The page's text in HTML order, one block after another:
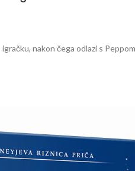
nakon čega odlazi s